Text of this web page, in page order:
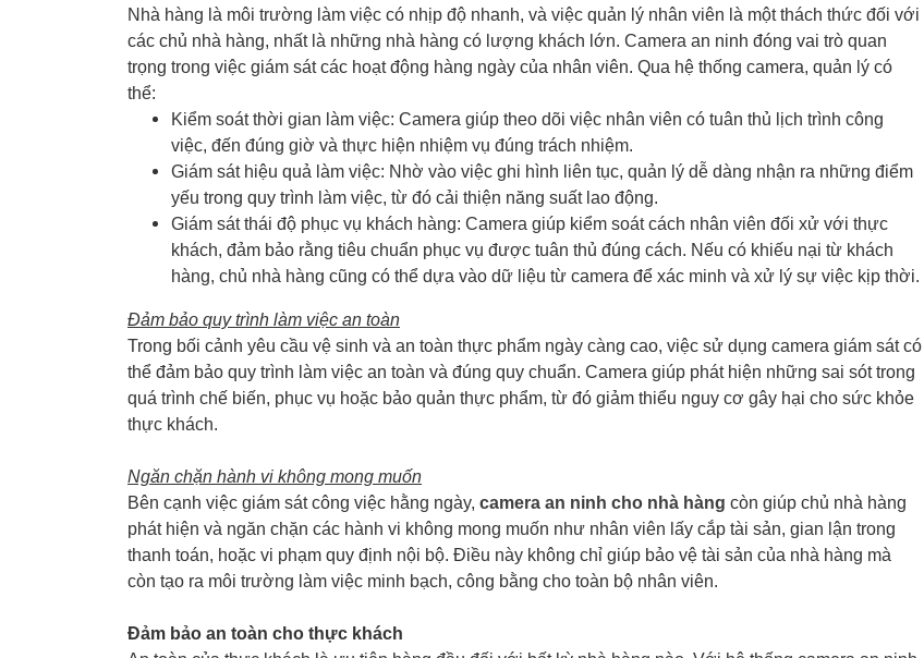
Nhà hàng là môi trường làm việc có nhịp độ nhanh, và việc quản lý nhân viên là một thách thức đối với
các chủ nhà hàng, nhất là những nhà hàng có lượng khách lớn. Camera an ninh đóng vai trò quan
trọng trong việc giám sát các hoạt động hàng ngày của nhân viên. Qua hệ thống camera, quản lý có
thể:
Kiểm soát thời gian làm việc: Camera giúp theo dõi việc nhân viên có tuân thủ lịch trình công
việc, đến đúng giờ và thực hiện nhiệm vụ đúng trách nhiệm.
Giám sát hiệu quả làm việc: Nhờ vào việc ghi hình liên tục, quản lý dễ dàng nhận ra những điểm
yếu trong quy trình làm việc, từ đó cải thiện năng suất lao động.
Giám sát thái độ phục vụ khách hàng: Camera giúp kiểm soát cách nhân viên đối xử với thực
khách, đảm bảo rằng tiêu chuẩn phục vụ được tuân thủ đúng cách. Nếu có khiếu nại từ khách
hàng, chủ nhà hàng cũng có thể dựa vào dữ liệu từ camera để xác minh và xử lý sự việc kịp thời.
Đảm bảo quy trình làm việc an toàn
Trong bối cảnh yêu cầu vệ sinh và an toàn thực phẩm ngày càng cao, việc sử dụng camera giám sát có
thể đảm bảo quy trình làm việc an toàn và đúng quy chuẩn. Camera giúp phát hiện những sai sót trong
quá trình chế biến, phục vụ hoặc bảo quản thực phẩm, từ đó giảm thiểu nguy cơ gây hại cho sức khỏe
thực khách.
Ngăn chặn hành vi không mong muốn
Bên cạnh việc giám sát công việc hằng ngày, camera an ninh cho nhà hàng còn giúp chủ nhà hàng
phát hiện và ngăn chặn các hành vi không mong muốn như nhân viên lấy cắp tài sản, gian lận trong
thanh toán, hoặc vi phạm quy định nội bộ. Điều này không chỉ giúp bảo vệ tài sản của nhà hàng mà
còn tạo ra môi trường làm việc minh bạch, công bằng cho toàn bộ nhân viên.
Đảm bảo an toàn cho thực khách